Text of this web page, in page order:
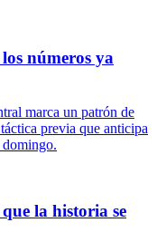
números ya
marca un patrón de
previa que anticipa
domingo.
la historia se